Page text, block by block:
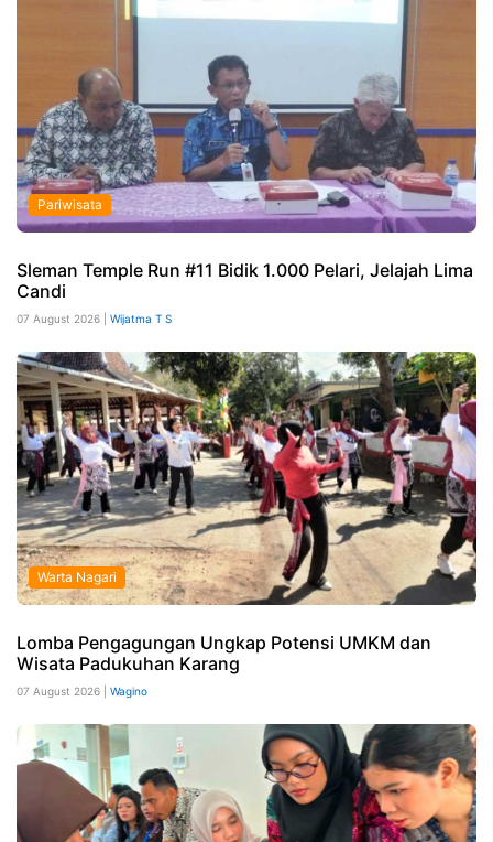
Pariwisata
Sleman Temple Run #11 Bidik 1.000 Pelari, Jelajah Lima
Candi
07 August 2026 | Wijatma T S
Warta Nagari
Lomba Pengagungan Ungkap Potensi UMKM dan
Wisata Padukuhan Karang
07 August 2026 | Wagino